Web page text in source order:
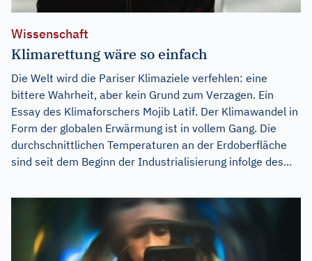
Wissenschaft
Klimarettung wäre so einfach
Die Welt wird die Pariser Klimaziele verfehlen: eine
bittere Wahrheit, aber kein Grund zum Verzagen. Ein
Essay des Klimaforschers Mojib Latif. Der Klimawandel in
Form der globalen Erwärmung ist in vollem Gang. Die
durchschnittlichen Temperaturen an der Erdoberfläche
sind seit dem Beginn der Industrialisierung infolge des...